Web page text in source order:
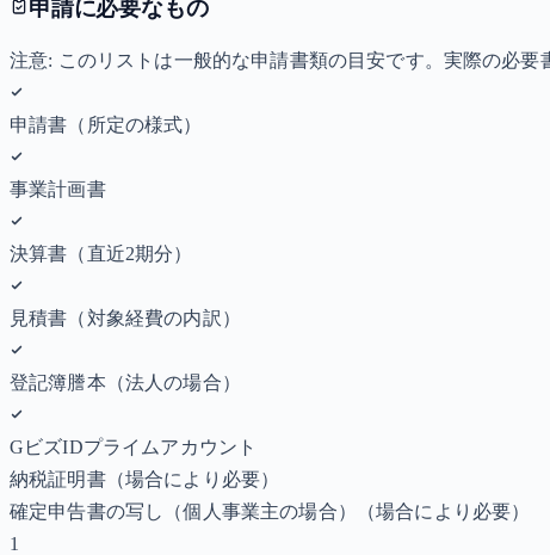
申請に必要なもの
注意: このリストは一般的な申請書類の目安です。実際の必
申請書（所定の様式）
事業計画書
決算書（直近2期分）
見積書（対象経費の内訳）
登記簿謄本（法人の場合）
GビズIDプライムアカウント
納税証明書（場合により必要）
確定申告書の写し（個人事業主の場合）
（場合により必要）
1